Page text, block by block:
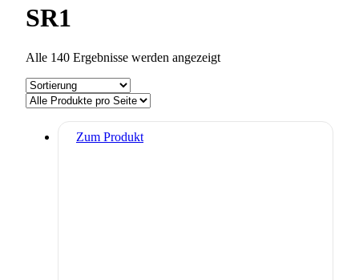
SR1
Alle 140 Ergebnisse werden angezeigt
Zum Produkt